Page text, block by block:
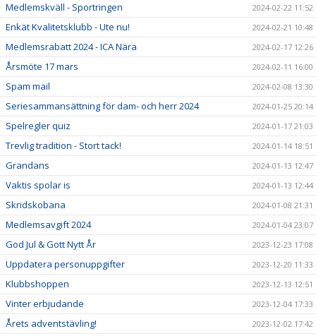
Medlemskväll - Sportringen 2024-02-22 11:52
Enkät Kvalitetsklubb - Ute nu! 2024-02-21 10:48
Medlemsrabatt 2024 - ICA Nära 2024-02-17 12:26
Årsmöte 17 mars 2024-02-11 16:00
Spam mail 2024-02-08 13:30
Seriesammansättning för dam- och herr 2024 2024-01-25 20:14
Spelregler quiz 2024-01-17 21:03
Trevlig tradition - Stort tack! 2024-01-14 18:51
Grandans 2024-01-13 12:47
Vaktis spolar is 2024-01-13 12:44
Skridskobana 2024-01-08 21:31
Medlemsavgift 2024 2024-01-04 23:07
God Jul & Gott Nytt År 2023-12-23 17:08
Uppdatera personuppgifter 2023-12-20 11:33
Klubbshoppen 2023-12-13 12:51
Vinter erbjudande 2023-12-04 17:33
Årets adventstävling! 2023-12-02 17:42